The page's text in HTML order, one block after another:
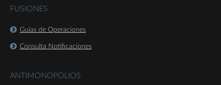
FUSIONES
Guías de Operaciones
Consulta Notificaciones
ANTIMONOPOLIOS